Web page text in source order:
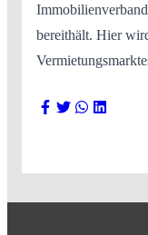
bereithält. Hier